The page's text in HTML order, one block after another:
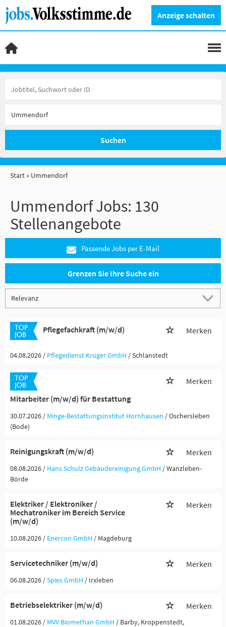
Anzeige schalten
Suchen
Start Ummendorf
Ummendorf Jobs: 130
Stellenangebote
Passende Jobs per E-Mail
Grenzen Sie Ihre Suche ein
Pflegefachkraft (m/w/d) Merken
04.08.2026 / Pflegedienst Krüger GmbH / Schlanstedt
Mitarbeiter (m/w/d) für Bestattung
Merken
30.07.2026 / Minge-Bestattungsinstitut Hornhausen / Oschersleben
(Bode)
Reinigungskraft (m/w/d) Merken
08.08.2026 / Hans Schulz Gebäudereinigung GmbH / Wanzleben-
Börde
Elektriker / Elektroniker /
Mechatroniker im Bereich Service
(m/w/d)
Merken
10.08.2026 / Enercon GmbH / Magdeburg
Servicetechniker (m/w/d) Merken
06.08.2026 /Spies GmbH / Irxleben
Betriebselektriker (m/w/d) Merken
01.08.2026 / MVV Biomethan GmbH / Barby, Kroppenstedt,